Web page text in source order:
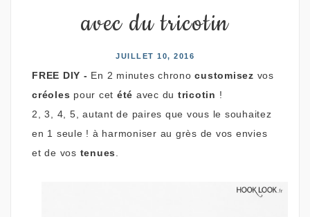
avec du tricotin
JUILLET 10, 2016
FREE DIY - En 2 minutes chronocustomisez vos
créoles pour cet été avec du tricotin !
2, 3, 4, 5, autant de paires que vous le souhaitez
en 1 seule ! à harmoniser au grès de vos envies
et de vos tenues